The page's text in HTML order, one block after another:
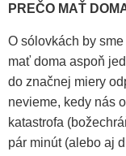
PREČO MAŤ
O sólovkách by
mať doma aspoň
do značnej miery
nevieme, kedy nás
katastrofa
pár minút (alebo aj